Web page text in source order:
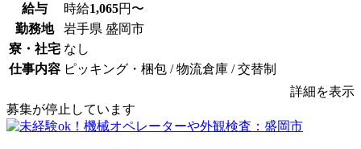
給与 時給1,065円〜
勤務地
岩手県 盛岡市
寮・社宅 なし
仕事内容 ピッキング・梱包 / 物流倉庫 / 交替制
詳細を表示
募集が停止しています